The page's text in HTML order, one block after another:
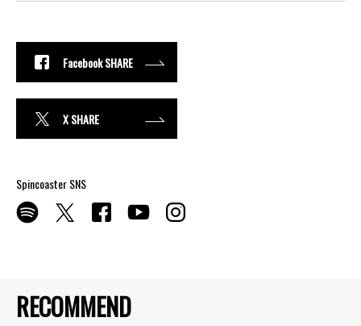
RECOMMEND
Facebook SHARE
X SHARE
Spincoaster SNS